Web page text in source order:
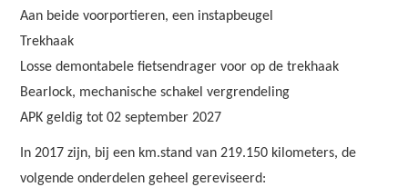
Aan beide voorportieren, een instapbeugel
Trekhaak
Losse demontabele fietsendrager voor op de trekhaak
Bearlock, mechanische schakel vergrendeling
APK geldig tot 02 september 2027
In 2017 zijn, bij een km.stand van 219.150 kilometers, de
volgende onderdelen geheel gereviseerd: